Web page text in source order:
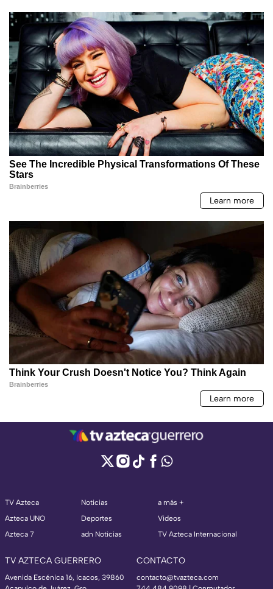
TV Azteca
Azteca UNO
Azteca 7
Noticias
Deportes
adn Noticias
a más +
Videos
TV Azteca Internacional
TV AZTECA GUERRERO
Avenida Escénica 16, Icacos, 39860
CONTACTO
contacto@tvazteca.com